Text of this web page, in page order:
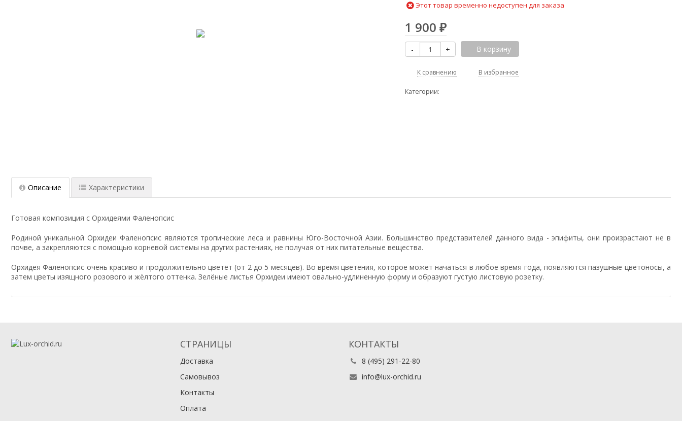
Этот товар временно недоступен для заказа
1 900 ₽
- + В корзину
К сравнению В избранное
Категории:
Описание Характеристики
Готовая композиция с Орхидеями Фаленопсис
Родиной уникальной Орхидеи Фаленопсис являются тропические леса и равнины Юго-Восточной Азии. Большинство представителей данного вида - эпифиты, они произрастают не в
почве, а закрепляются с помощью корневой системы на других растениях, не получая от них питательные вещества.
Орхидея Фаленопсис очень красиво и продолжительно цветёт (от 2 до 5 месяцев). Во время цветения, которое может начаться в любое время года, появляются пазушные цветоносы, а
затем цветы изящного розового и жёлтого оттенка. Зелёные листья Орхидеи имеют овально-удлиненную форму и образуют густую листовую розетку.
СТРАНИЦЫ
Доставка
Самовывоз
Контакты
Оплата
КОНТАКТЫ
8 (495) 291-22-80
info@lux-orchid.ru